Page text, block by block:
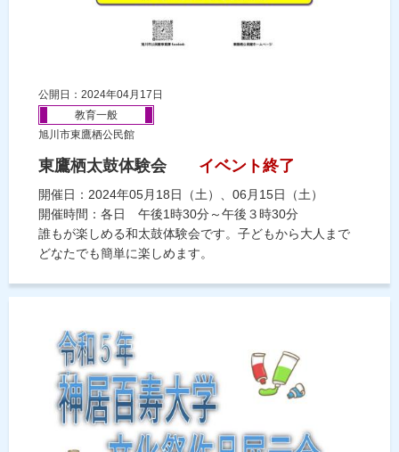
公開日：2024年04月17日
教育一般
旭川市東鷹栖公民館
東鷹栖太鼓体験会 イベント終了
開催日：2024年05月18日（土）、06月15日（土）
開催時間：各日 午後1時30分～午後３時30分
誰もが楽しめる和太鼓体験会です。子どもから大人まで
どなたでも簡単に楽しめます。